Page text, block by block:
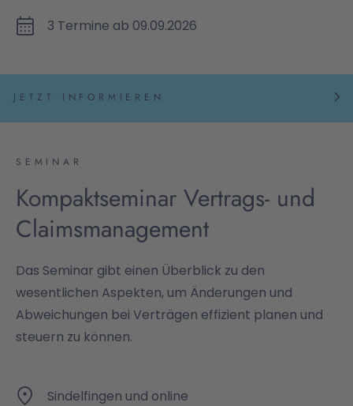
3 Termine ab 09.09.2026
JETZT INFORMIEREN
SEMINAR
Kompaktseminar Vertrags- und
Claimsmanagement
Das Seminar gibt einen Überblick zu den
wesentlichen Aspekten, um Änderungen und
Abweichungen bei Verträgen effizient planen und
steuern zu können.
Sindelfingen und online